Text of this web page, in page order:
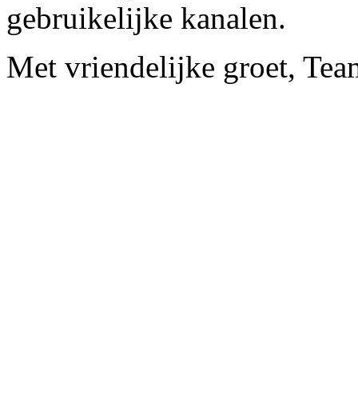
gebruikelijke kanalen.
Met vriendelijke groet,